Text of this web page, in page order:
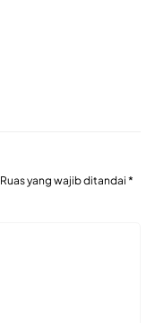
Ruas yang wajib ditandai *